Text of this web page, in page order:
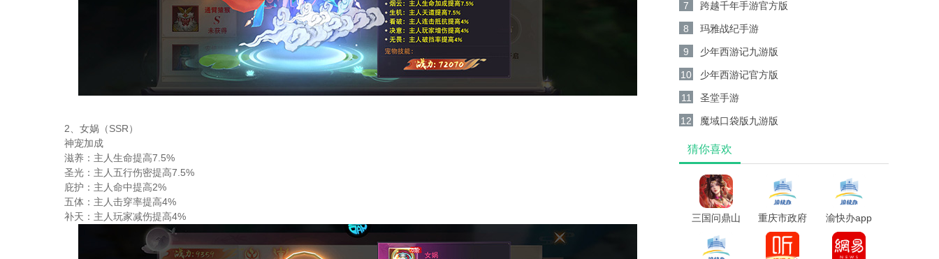
2、女娲（SSR）
神宠加成
滋养：主人生命提高7.5%
圣光：主人五行伤密提高7.5%
庇护：主人命中提高2%
五体：主人击穿率提高4%
补天：主人玩家减伤提高4%
7 跨越千年手游官方版
8 玛雅战纪手游
9 少年西游记九游版
10 少年西游记官方版
11 圣堂手游
12 魔域口袋版九游版
猜你喜欢
三国问鼎山
版
重庆市政府
渝快办app
渝快办app